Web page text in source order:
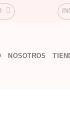
NOSOTROS